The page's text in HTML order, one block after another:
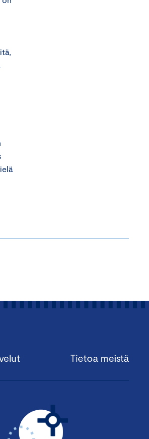
Tietoa meistä